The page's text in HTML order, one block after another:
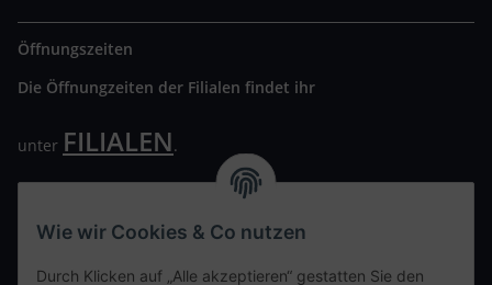
Öffnungszeiten
Die Öffnungzeiten der Filialen findet ihr
unter FILIALEN.
Wir freuen uns auf Euren Besuch. Bitte beachtet die
Wie wir Cookies & Co nutzen
Durch Klicken auf „Alle akzeptieren“ gestatten Sie den